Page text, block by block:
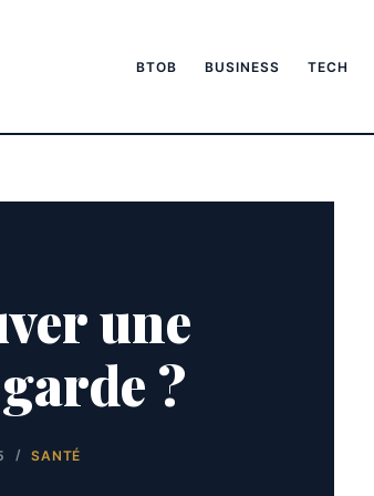
BTOB BUSINESS TECH
une
?
SANTÉ